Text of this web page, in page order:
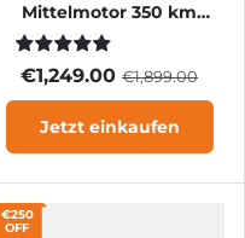
Mittelmotor 350 km
Reichweite Cargo-E-Bike
€1,249.00 €1,899.00
Jetzt einkaufen
€250
OFF